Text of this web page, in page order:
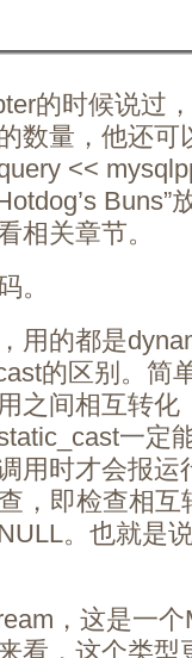
的时候说过
数量，他还可
<<
Buns”
相关章节。
。
用的都是
的区别。简
之间相互转
一定
用时才会报运
，即检查相
。也就是
，这是一
看，这个类型